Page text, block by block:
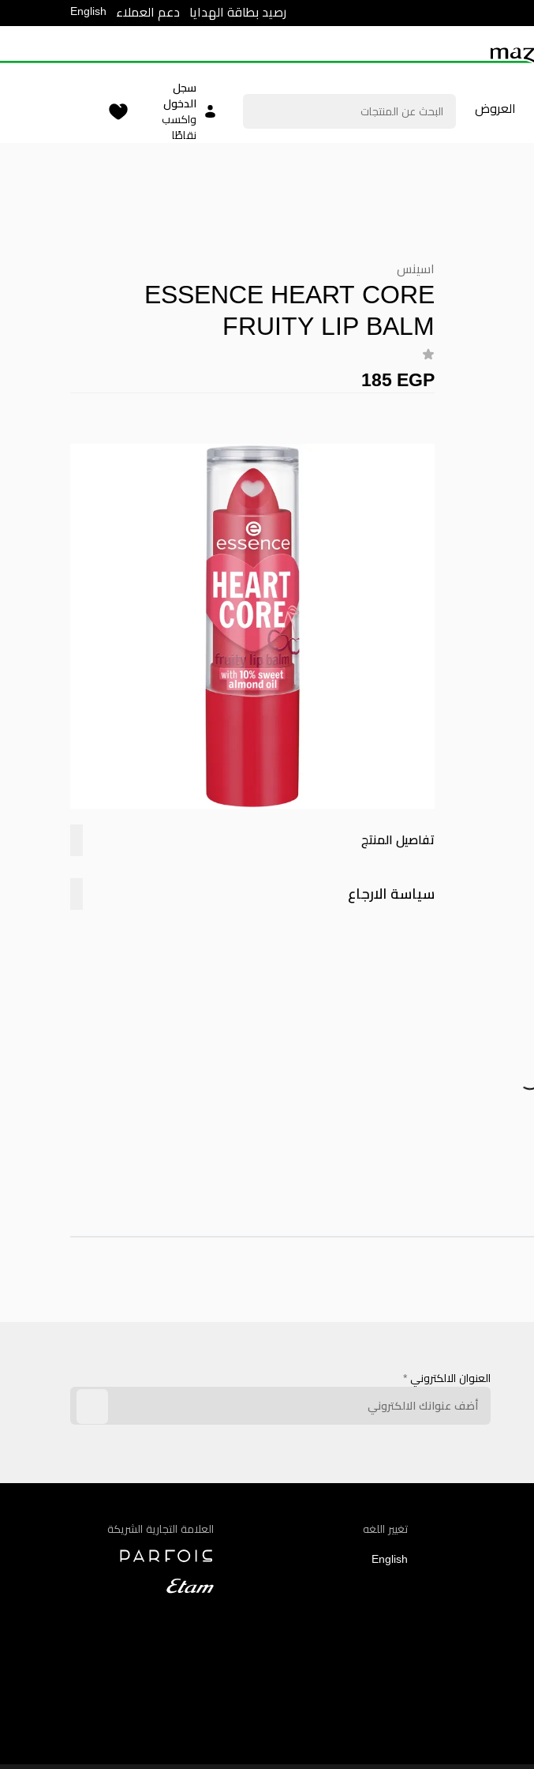
رصيد بطاقة الهدايا دعم العملاء English
العروض
سجل
الدخول
واكسب
نقاطًا
اسينس
ESSENCE HEART CORE
FRUITY LIP BALM
185 EGP
تفاصيل المنتج
سياسة الارجاع
العنوان الالكتروني *
تغيير اللغه
English
العلامة التجارية الشريكة